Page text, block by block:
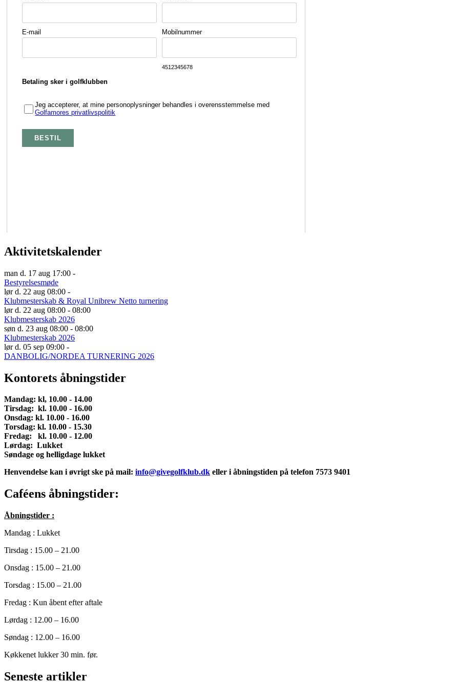
Aktivitetskalender
man d. 17 aug 17:00 -
Bestyrelsesmøde
lør d. 22 aug 08:00 -
Klubmesterskab & Royal Unibrew Netto turnering
lør d. 22 aug 08:00 - 08:00
Klubmesterskab 2026
søn d. 23 aug 08:00 - 08:00
Klubmesterskab 2026
lør d. 05 sep 09:00 -
DANBOLIG/NORDEA TURNERING 2026
Kontorets åbningstider
Mandag: kl, 10.00 - 14.00
Tirsdag: kl. 10.00 - 16.00
Onsdag: kl. 10.00 - 16.00
Torsdag: kl. 10.00 - 15.30
Fredag: kl. 10.00 - 12.00
Lørdag: Lukket
Søndage og helligdage lukket
Henvendelse kan i øvrigt ske på mail: info@givegolfklub.dk eller i åbningstiden på telefon 7573 9401
Caféens åbningstider:
Åbningstider :
Mandag : Lukket
Tirsdag : 15.00 – 21.00
Onsdag : 15.00 – 21.00
Torsdag : 15.00 – 21.00
Fredag : Kun åbent efter aftale
Lørdag : 12.00 – 16.00
Søndag : 12.00 – 16.00
Køkkenet lukker 30 min. før.
Seneste artikler